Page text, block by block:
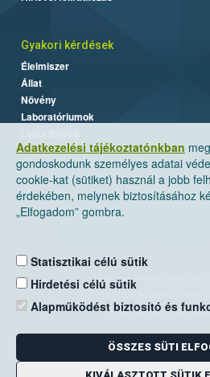
Adatkezelési tájékoztatónkban
gondoskodunk személyes adatai
cookie-kat (sütiket) használ a jobb
érdekében, melynek biztosításához
„Elfogadom” gombra.
Statisztikai célú sütik
Hirdetési célú sütik
Alapműködést biztosító és
ÖSSZES SÜTI
Gyakori kérdések
Élelmiszer
Állat
Növény
Laboratóriumok
Nemzeti Élelmiszerlánc-
Levelezési cím: 1525
E-mail:
Zöld szám: 06-80/